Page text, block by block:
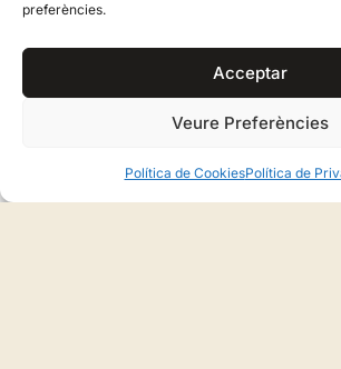
preferències.
Acceptar
Veure Preferències
Política de CookiesPolítica de
AMB LA